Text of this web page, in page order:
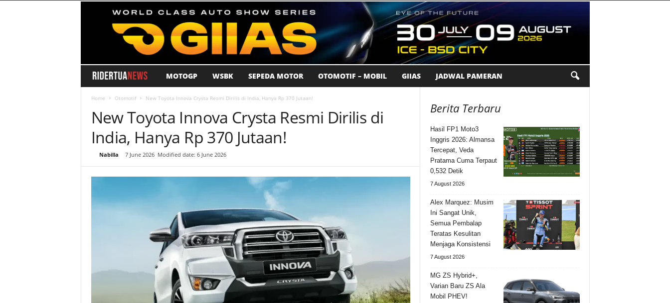
i
d
a
.
o
MOTOGP WSBK SEPEDA MOTOR OTOMOTIF – MOBIL GIIAS JADWAL PAMERAN
Home Otomotif New Toyota Innova Crysta Resmi Dirilis di India, Hanya Rp 370 Jutaan!
New Toyota Innova Crysta Resmi Dirilis di
India, Hanya Rp 370 Jutaan!
Nabilla 7 June 2026 Modified date: 6 June 2026
Berita Terbaru
Hasil FP1 Moto3
Inggris 2026: Almansa
Tercepat, Veda
Pratama Cuma Terpaut
0,532 Detik
7 August 2026
Alex Marquez: Musim
Ini Sangat Unik,
Semua Pembalap
Teratas Kesulitan
Menjaga Konsistensi
7 August 2026
MG ZS Hybrid+,
Varian Baru ZS Ala
Mobil PHEV!